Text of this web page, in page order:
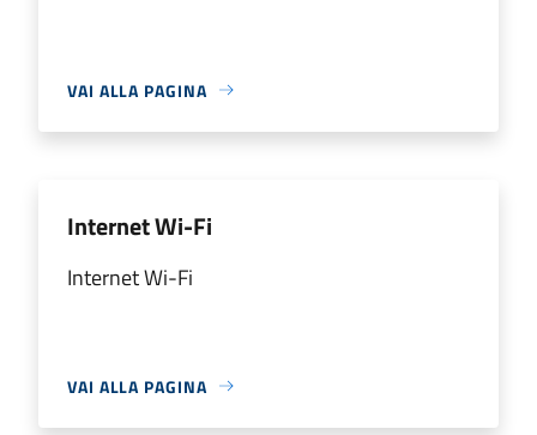
VAI ALLA PAGINA
Internet Wi-Fi
Internet Wi-Fi
VAI ALLA PAGINA